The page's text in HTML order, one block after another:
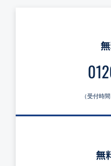
（受付時
無